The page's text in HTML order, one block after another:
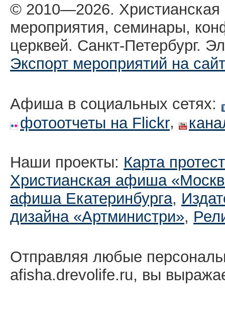
© 2010—2026.
мероприятия, семинары,
церквей. Санкт-Петербург.
Экспорт мероприятий на сайт
Афиша в социальных сетях:
фотоотчеты на Flickr,
Наши проекты: Карта
Христианская афиша
афиша Екатеринбургa,
дизайна «Артминистри»,
Отправляя любые
afisha.drevolife.ru, вы